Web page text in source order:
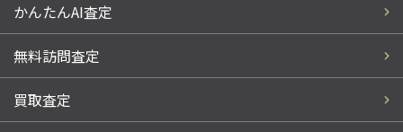
かんたんAI査定
無料訪問査定
買取査定